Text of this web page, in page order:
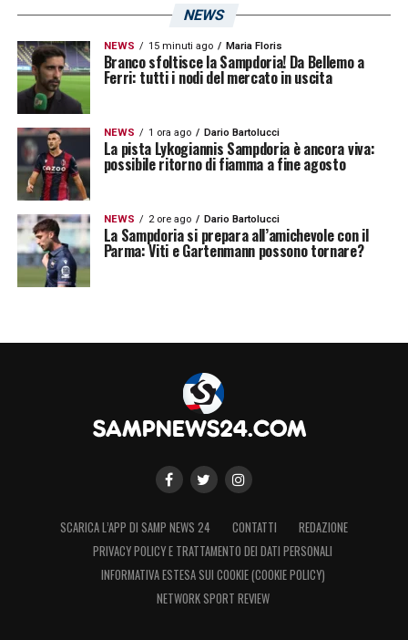
nella quale ha finora messo a segno ben 11
reti in campionato. E’ così diventato il primo
giocatore del Crotone ad andare in doppia
cifra nel massimo campionato italiano. Se
dovesse trovare ancora la via del gol per
altre 3 volte, inoltre, eguaglierebbe il suo
primato personale di 14 segnature,
realizzato in Serie B con il Perugia.
LA PLAYLIST DELLE NOSTRE TOP NEWS
NEWS
NEWS 15 minuti ago Maria Floris
Branco sfoltisce la Sampdoria! Da Bellemo a
Ferri: tutti i nodi del mercato in uscita
NEWS 1 ora ago Dario Bartolucci
La pista Lykogiannis Sampdoria è ancora viva:
possibile ritorno di fiamma a fine agosto
NEWS 2 ore ago Dario Bartolucci
La Sampdoria si prepara all’amichevole con il
Parma: Viti e Gartenmann possono tornare?
SCARICA L’APP DI SAMP NEWS 24 CONTATTI
REDAZIONE
PRIVACY POLICY E TRATTAMENTO DEI DATI PERSONALI
INFORMATIVA ESTESA SUI COOKIE (COOKIE POLICY)
NETWORK SPORT REVIEW